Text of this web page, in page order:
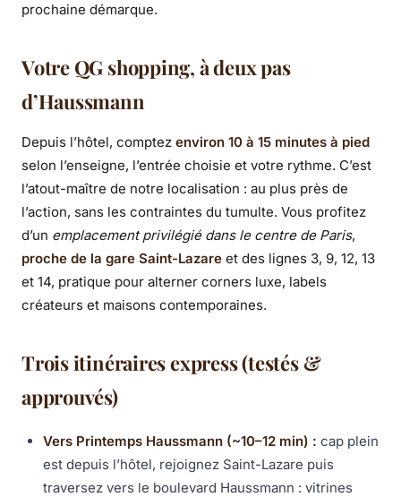
prochaine démarque.
Votre QG shopping, à deux pas
d’Haussmann
Depuis l’hôtel, comptez environ 10 à 15 minutes à pied
selon l’enseigne, l’entrée choisie et votre rythme. C’est
l’atout-maître de notre localisation : au plus près de
l’action, sans les contraintes du tumulte. Vous profitez
d’un emplacement privilégié dans le centre de Paris,
proche de la gare Saint-Lazare et des lignes 3, 9, 12, 13
et 14, pratique pour alterner corners luxe, labels
créateurs et maisons contemporaines.
Trois itinéraires express (testés &
approuvés)
Vers Printemps Haussmann (~10–12 min) : cap plein
est depuis l’hôtel, rejoignez Saint-Lazare puis
traversez vers le boulevard Haussmann : vitrines